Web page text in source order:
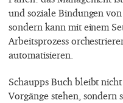
und soziale Bindungen
sondern kann mit einem
Arbeitsprozess
automatisieren.
Schaupps Buch bleibt
Vorgänge stehen, sondern